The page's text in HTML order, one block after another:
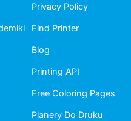
Privacy Policy
Find Printer
Blog
Printing API
Free Coloring Pages
Planery Do Druku